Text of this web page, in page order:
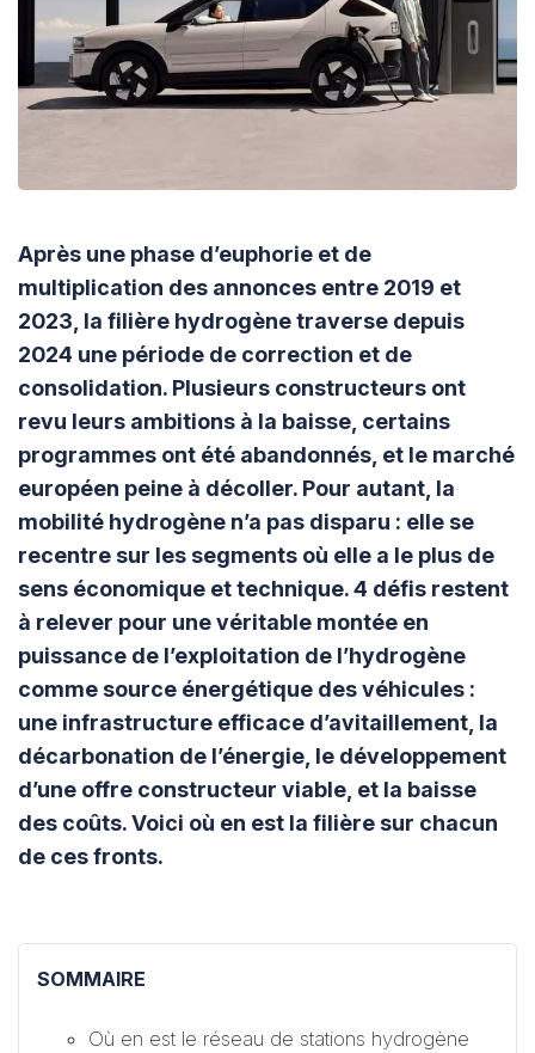
Après une phase d’euphorie et de
multiplication des annonces entre 2019 et
2023, la filière hydrogène traverse depuis
2024 une période de correction et de
consolidation. Plusieurs constructeurs ont
revu leurs ambitions à la baisse, certains
programmes ont été abandonnés, et le marché
européen peine à décoller. Pour autant, la
mobilité hydrogène n’a pas disparu : elle se
recentre sur les segments où elle a le plus de
sens économique et technique. 4 défis restent
à relever pour une véritable montée en
puissance de l’exploitation de l’hydrogène
comme source énergétique des véhicules :
une infrastructure efficace d’avitaillement, la
décarbonation de l’énergie, le développement
d’une offre constructeur viable, et la baisse
des coûts. Voici où en est la filière sur chacun
de ces fronts.
SOMMAIRE
Où en est le réseau de stations hydrogène